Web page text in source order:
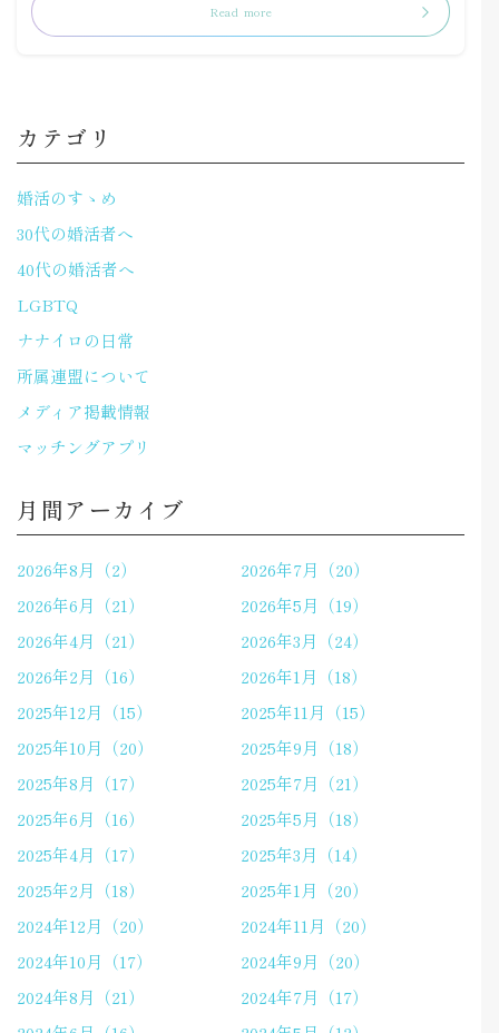
Read more
カテゴリ
婚活のすゝめ
30代の婚活者へ
40代の婚活者へ
LGBTQ
ナナイロの日常
所属連盟について
メディア掲載情報
マッチングアプリ
月間アーカイブ
2026年8月（2）
2026年7月（20）
2026年6月（21）
2026年5月（19）
2026年4月（21）
2026年3月（24）
2026年2月（16）
2026年1月（18）
2025年12月（15）
2025年11月（15）
2025年10月（20）
2025年9月（18）
2025年8月（17）
2025年7月（21）
2025年6月（16）
2025年5月（18）
2025年4月（17）
2025年3月（14）
2025年2月（18）
2025年1月（20）
2024年12月（20）
2024年11月（20）
2024年10月（17）
2024年9月（20）
2024年8月（21）
2024年7月（17）